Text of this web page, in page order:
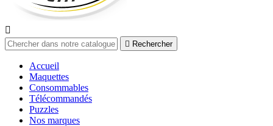

 Rechercher
Accueil
Maquettes
Consommables
Télécommandés
Puzzles
Nos marques